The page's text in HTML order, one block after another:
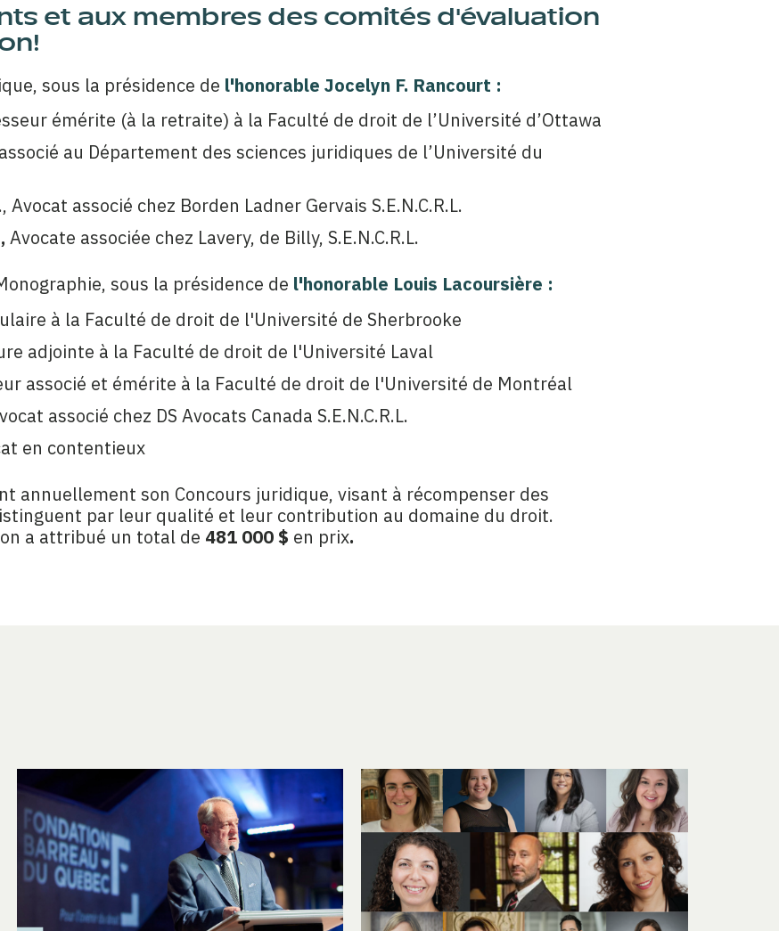
et aux membres des comités d'évaluation
sous la présidence de l'honorable Jocelyn F. Rancourt :
émérite (à la retraite) à la Faculté de droit de l’Université d’Ottawa
au Département des sciences juridiques de l’Université du
Avocat associé chez Borden Ladner Gervais S.E.N.C.R.L.
Avocate associée chez Lavery, de Billy, S.E.N.C.R.L.
sous la présidence de l'honorable Louis Lacoursière :
à la Faculté de droit de l'Université de Sherbrooke
adjointe à la Faculté de droit de l'Université Laval
associé et émérite à la Faculté de droit de l'Université de Montréal
associé chez DS Avocats Canada S.E.N.C.R.L.
en contentieux
annuellement son Concours juridique, visant à récompenser des
par leur qualité et leur contribution au domaine du droit.
a attribué un total de 481 000 $ en prix.